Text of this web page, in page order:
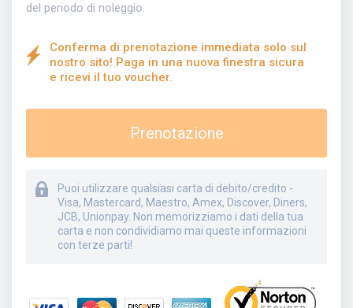
del periodo di noleggio.
Conferma di prenotazione immediata solo sul
nostro sito! Paga in una nuova finestra sicura
e ricevi il tuo voucher.
Prenotazione
Puoi utilizzare qualsiasi carta di debito/credito -
Visa, Mastercard, Maestro, Amex, Discover, Diners,
JCB, Unionpay. Non memorizziamo i dati della tua
carta e non condividiamo mai queste informazioni
con terze parti!